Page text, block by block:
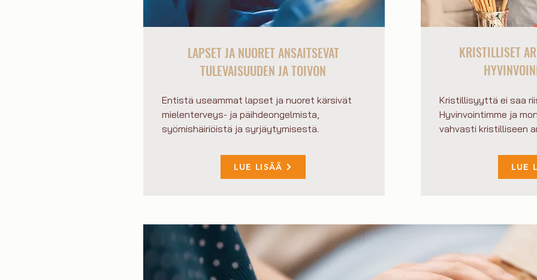
LAPSET JA NUORET ANSAITSEVAT
TULEVAISUUDEN JA TOIVON
Entistä useammat lapset ja nuoret kärsivät
mielenterveys- ja päihdeongelmista,
syömishäiriöistä ja syrjäytymisestä.
LUE LISÄÄ
KRISTILLISET
Kristillisyyttä ei saa
Hyvinvointimme ja
vahvasti kristilliseen
LUE